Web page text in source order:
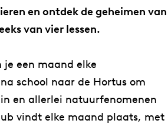
en ontdek de geheimen van
van vier lessen.
je een maand elke
school naar de Hortus om
en allerlei natuurfenomenen
vindt elke maand plaats, met